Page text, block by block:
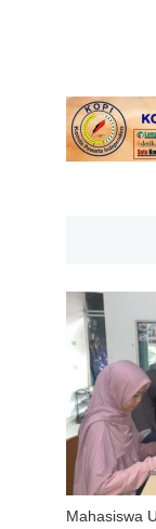
Mahasiswa